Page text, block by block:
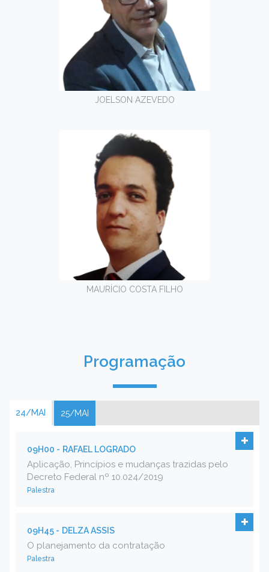
JOELSON AZEVEDO
MAURÍCIO COSTA FILHO
Programação
24/MAI 25/MAI
09H00 - RAFAEL LOGRADO
Aplicação, Princípios e mudanças trazidas pelo
Decreto Federal nº 10.024/2019
Palestra
09H45 - DELZA ASSIS
O planejamento da contratação
Palestra